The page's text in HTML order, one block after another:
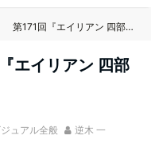
【BDレビュー】 第171回『エイリアン 四部作』
エイリアン 四部
ュアル全般 逆木 一